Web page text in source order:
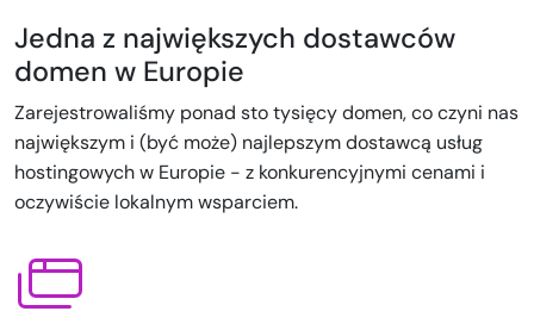
Jedna z największych dostawców
domen w Europie
Zarejestrowaliśmy ponad sto tysięcy domen, co czyni nas
największym i (być może) najlepszym dostawcą usług
hostingowych w Europie - z konkurencyjnymi cenami i
oczywiście lokalnym wsparciem.